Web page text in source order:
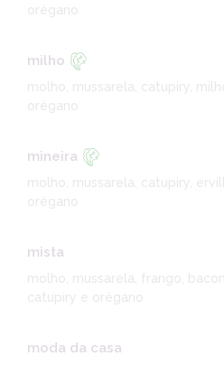
milho
molho, mussarela, catupiry,
mineira
molho, mussarela, catupiry,
mista
molho, mussarela, frango,
catupiry e orégano
moda da casa